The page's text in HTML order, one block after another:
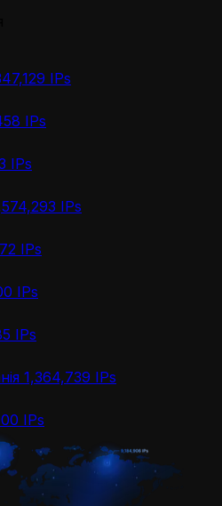
IPs
IPs
IPs
IPs
IPs
IPs
IPs
1,364,739 IPs
IPs